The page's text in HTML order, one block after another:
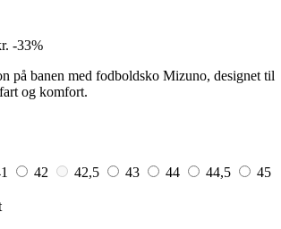
-33%
på banen med fodboldsko Mizuno, designet til
og komfort.
42 42,5 43 44 44,5
45